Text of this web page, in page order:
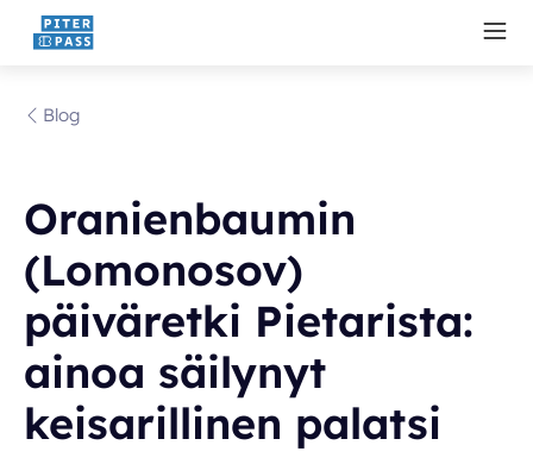
Blog
Oranienbaumin
(Lomonosov)
päiväretki Pietarista:
ainoa säilynyt
keisarillinen palatsi